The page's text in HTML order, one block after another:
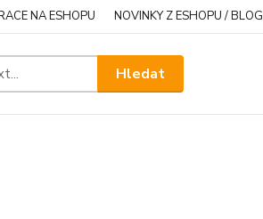
NA ESHOPU NOVINKY Z ESHOPU / BLOG
Hledat